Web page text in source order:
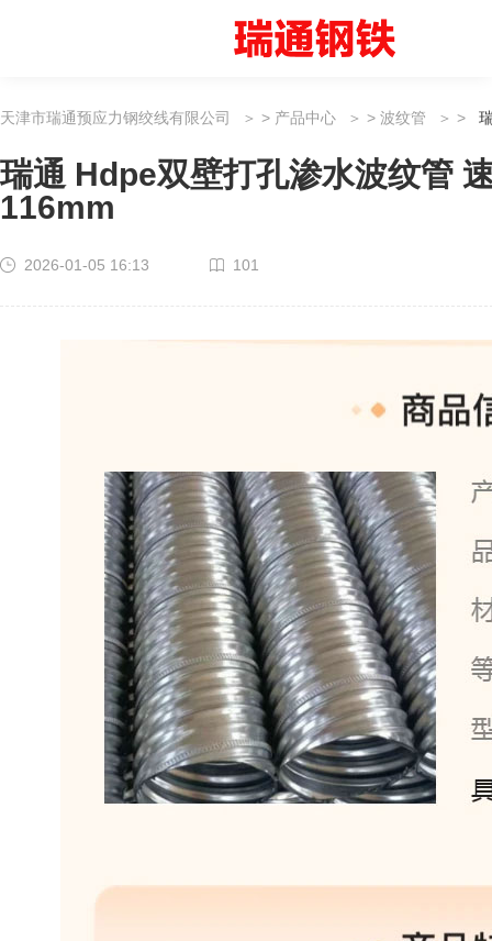
天津市瑞通预应力钢绞线有限公司 > 产品中心 > 波纹管 >
瑞通 Hdpe双壁打孔渗水波纹管
116mm
2026-01-05 16:13 101